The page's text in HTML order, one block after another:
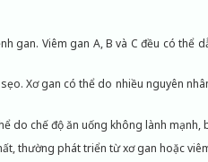
gan. Viêm gan A, B và C đều có thể
Xơ gan có thể do nhiều nguyên
do chế độ ăn uống không lành mạnh,
thường phát triển từ xơ gan hoặc